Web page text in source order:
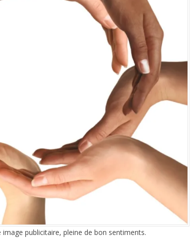
publicitaire, pleine de bon sentiments.